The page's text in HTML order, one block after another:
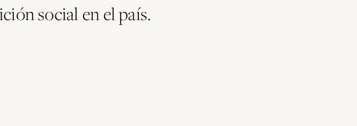
social en el país.